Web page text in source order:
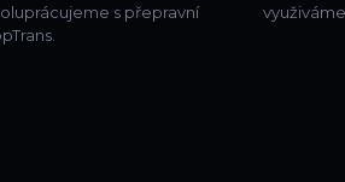
s přepravní